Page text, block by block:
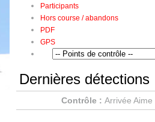
Participants
Hors course / abandons
PDF
GPS
Dernières détections
Contrôle : Arrivée